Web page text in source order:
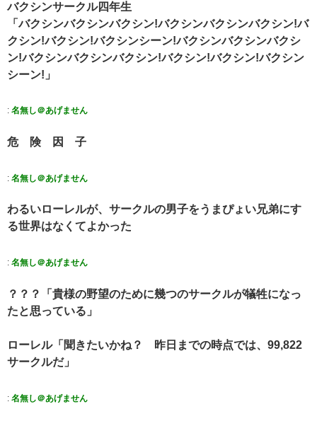
バクシンサークル四年生
「バクシンバクシンバクシン!バクシンバクシンバクシン!バ
クシン!バクシン!バクシンシーン!バクシンバクシンバクシ
ン!バクシンバクシンバクシン!バクシン!バクシン!バクシン
シーン!」
: 名無し＠あげません
危 険 因 子
: 名無し＠あげません
わるいローレルが、サークルの男子をうまぴょい兄弟にす
る世界はなくてよかった
: 名無し＠あげません
？？？「貴様の野望のために幾つのサークルが犠牲になっ
たと思っている」
ローレル「聞きたいかね？ 昨日までの時点では、99,822
サークルだ」
: 名無し＠あげません